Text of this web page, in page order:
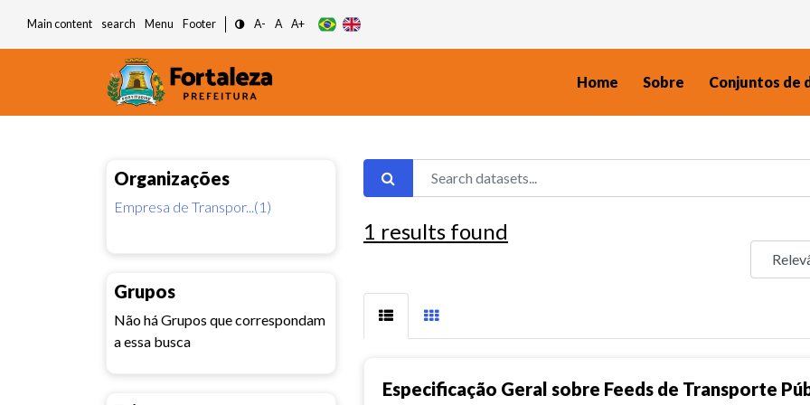
Main content search Menu Footer A- A A+
Home Sobre Conjuntos de
Organizações
Empresa de Transpor...(1)
Grupos
Não há Grupos que correspondam
a essa busca
1 results found
Especificação Geral sobre Feeds de Transporte